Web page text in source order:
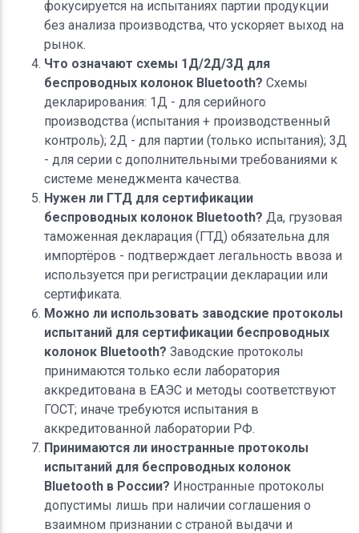
фокусируется на испытаниях партии продукции
без анализа производства, что ускоряет выход на
рынок.
Что означают схемы 1Д/2Д/3Д для
беспроводных колонок Bluetooth? Схемы
декларирования: 1Д - для серийного
производства (испытания + производственный
контроль); 2Д - для партии (только испытания); 3Д
- для серии с дополнительными требованиями к
системе менеджмента качества.
Нужен ли ГТД для сертификации
беспроводных колонок Bluetooth? Да, грузовая
таможенная декларация (ГТД) обязательна для
импортёров - подтверждает легальность ввоза и
используется при регистрации декларации или
сертификата.
Можно ли использовать заводские протоколы
испытаний для сертификации беспроводных
колонок Bluetooth? Заводские протоколы
принимаются только если лаборатория
аккредитована в ЕАЭС и методы соответствуют
ГОСТ; иначе требуются испытания в
аккредитованной лаборатории РФ.
Принимаются ли иностранные протоколы
испытаний для беспроводных колонок
Bluetooth в России? Иностранные протоколы
допустимы лишь при наличии соглашения о
взаимном признании с страной выдачи и